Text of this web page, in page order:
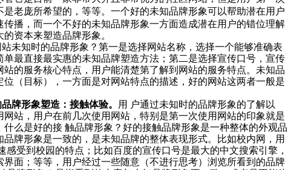
是老庞所希望的，等等。一个好的未知品牌形象可以帮助潜在用户
传播，而一个不好的未知品牌形象一方面造成潜在用户的错位理解
资本来塑造品牌形象。
未知时的品牌形象？第一是选择网站名称，选择一个能够准确表
单最直接最实惠的未知品牌塑造方法；第二是选择宣传口号，宣传
的服务核心特点，用户能清楚第了解到网站的服务特点。 未知品
位（目标），一方面是对网站特点的描述，好的网站这两者一般是
牌形象塑造：接触体验。
用 户通过未知时的品牌形象的了解以
网站，用户在前几次使用网站，特别是第一次使用网站的印象就是
什么是好的接 触品牌形象？好的接触品牌形象是一种整体的外观品
品牌形象是一致的，是未知品牌的整体表现形式。比如校内网，用
感受到校园的特点；比如百度的宣传口号是最大的中文搜索引擎，
界面；等等，用户经过一些随意（不进行思考）浏览所看到的品牌